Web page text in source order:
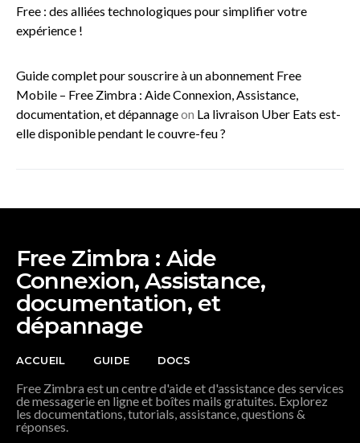
Free : des alliées technologiques pour simplifier votre
expérience !
Guide complet pour souscrire à un abonnement Free
Mobile – Free Zimbra : Aide Connexion, Assistance,
documentation, et dépannageon La livraison Uber Eats est-
elle disponible pendant le couvre-feu ?
Free Zimbra : Aide
Connexion, Assistance,
documentation, et
dépannage
ACCUEIL GUIDE DOCS
Free Zimbra est un centre d'aide et d'assistance des services
de messagerie en ligne et boîtes mails gratuites. Explorez
les documentations, tutorials, assistance, questions &
réponses.